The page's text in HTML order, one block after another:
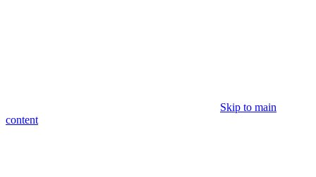
Skip to main
content